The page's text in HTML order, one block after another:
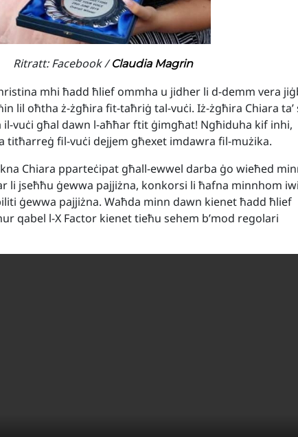
Ritratt: Facebook /Claudia Magrin
mhi ħadd ħlief ommha u jidher li d-demm vera
lil oħtha ż-żgħira fit-taħriġ tal-vuċi. Iż-żgħira Chiara ta’
vuċi għal dawn l-aħħar ftit ġimgħat! Ngħiduha kif inhi,
titħarreġ fil-vuċi dejjem għexet imdawra fil-mużika.
Chiara pparteċipat għall-ewwel darba ġo wieħed
li jseħħu ġewwa pajjiżna, konkorsi li ħafna minnhom
ġewwa pajjiżna. Waħda minn dawn kienet ħadd ħlief
qabel l-X Factor kienet tieħu sehem b’mod regolari